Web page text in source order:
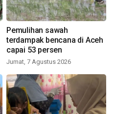
Pemulihan sawah
terdampak bencana di Aceh
capai 53 persen
Jumat, 7 Agustus 2026